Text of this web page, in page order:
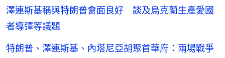
澤連斯基稱與特朗普會面良好 談及烏克蘭生產愛國
者導彈等議題
特朗普、澤連斯基、內塔尼亞胡聚首華府：兩場戰爭